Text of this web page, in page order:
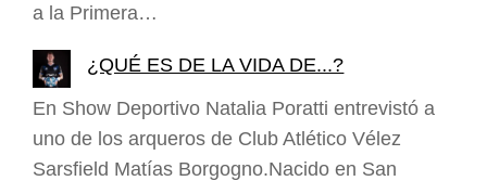
a la Primera…
¿QUÉ ES DE LA VIDA DE...?
En Show Deportivo Natalia Poratti entrevistó a
uno de los arqueros de Club Atlético Vélez
Sarsfield Matías Borgogno.Nacido en San